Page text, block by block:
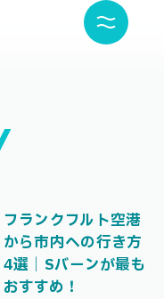
フランクフルト空港
から市内への行き方
4選｜Sバーンが最も
おすすめ！